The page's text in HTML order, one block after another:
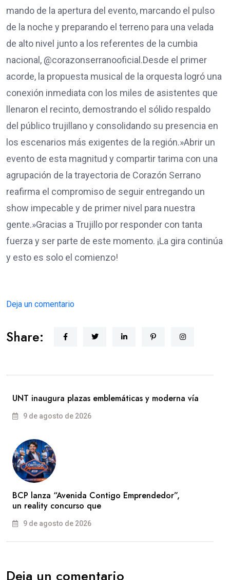
mando de la apertura del evento, marcando el pulso
de la noche y preparando el terreno para una velada
de alto nivel junto a los referentes de la cumbia
nacional, @corazonserranooficial.​Desde el primer
acorde, la propuesta musical de la orquesta logró una
conexión inmediata con los miles de asistentes que
llenaron el recinto, demostrando el sólido respaldo
del público trujillano y consolidando su presencia en
los escenarios más exigentes de la región.​»Abrir un
evento de esta magnitud y compartir tarima con una
agrupación de la trayectoria de Corazón Serrano
reafirma el compromiso de seguir entregando un
show impecable y de primer nivel para nuestra
gente.»​Gracias a Trujillo por responder con tanta
fuerza y ser parte de este momento. ¡La gira continúa
y esto es solo el comienzo!
Deja un comentario
Share:
UNT inaugura plazas emblemáticas y moderna vía
9 de agosto de 2026
BCP lanza “Avenida Contigo Emprendedor”,
un reality concurso que
9 de agosto de 2026
Deja un comentario